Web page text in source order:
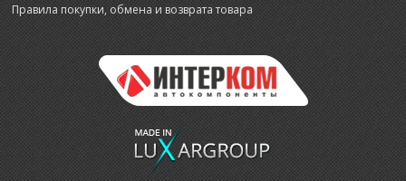
Правила покупки, обмена и возврата товара